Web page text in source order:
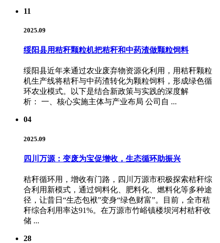
11
2025.09
绥阳县用秸秆颗粒机把秸秆和中药渣做颗粒饲料
绥阳县近年来通过农业废弃物资源化利用，用秸秆颗粒
机生产线将秸秆与中药渣转化为颗粒饲料，形成绿色循
环农业模式。以下是结合新政策与实践的深度解
析： 一、核心实施主体与产业布局 公司自 ...
04
2025.09
四川万源：变废为宝促增收，生态循环助振兴
秸秆循环用，增收有门路，四川万源市积极探索秸秆综
合利用新模式，通过饲料化、肥料化、燃料化等多种途
径，让昔日“生态包袱”变身“绿色财富”。目前，全市秸
秆综合利用率达91%。在万源市竹峪镇楼坝河村秸秆收
储 ...
28